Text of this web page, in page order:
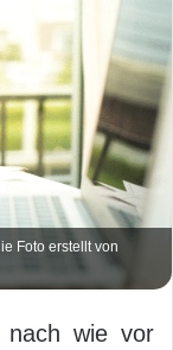
Foto erstellt von
nach wie vor